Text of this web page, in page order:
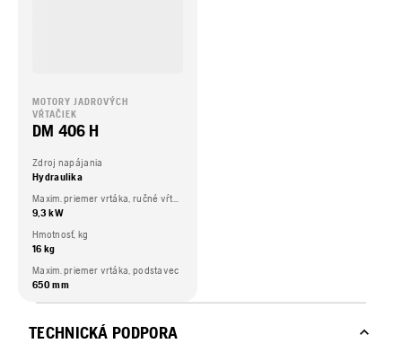
MOTORY JADROVÝCH
VŔTAČIEK
DM 406 H
Zdroj napájania
Hydraulika
Maxim. priemer vrtáka, ručné vŕtanie
9,3 kW
Hmotnosť, kg
16 kg
Maxim. priemer vrtáka, podstavec
650 mm
TECHNICKÁ PODPORA